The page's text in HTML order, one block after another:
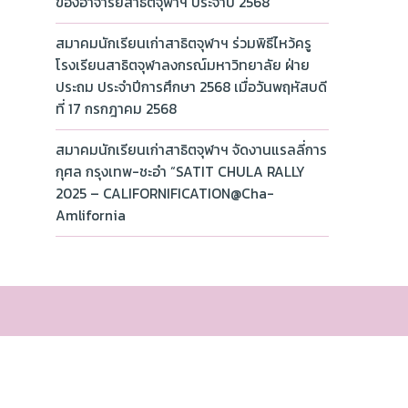
สมาคมนักเรียนเก่าสาธิตจุฬาฯ ร่วมพิธีไหว้ครู
โรงเรียนสาธิตจุฬาลงกรณ์มหาวิทยาลัย ฝ่าย
ประถม ประจำปีการศึกษา 2568 เมื่อวันพฤหัสบดี
ที่ 17 กรกฎาคม 2568
สมาคมนักเรียนเก่าสาธิตจุฬาฯ จัดงานแรลลี่การ
กุศล กรุงเทพ-ชะอำ “SATIT CHULA RALLY
2025 – CALIFORNIFICATION@Cha-
Amlifornia